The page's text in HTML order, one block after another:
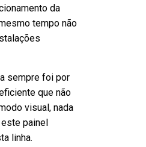
da
tempo não
sempre foi por
que não
visual, nada
painel
linha.